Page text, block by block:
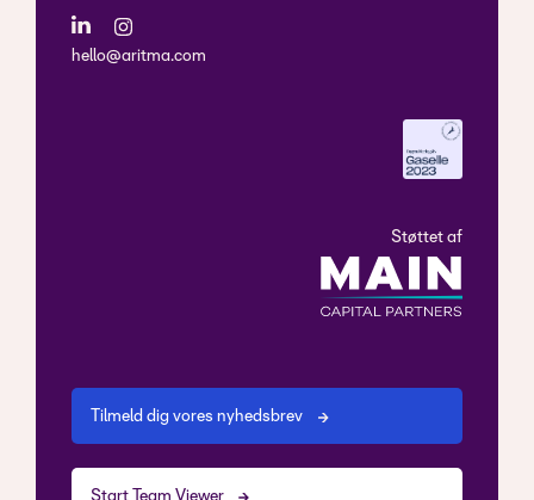
hello@aritma.com
Støttet af
Tilmeld dig vores nyhedsbrev